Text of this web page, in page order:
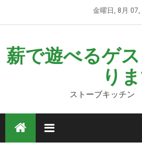
金曜日, 8月 07,
薪で遊べるゲ
り
ストーブキッチン